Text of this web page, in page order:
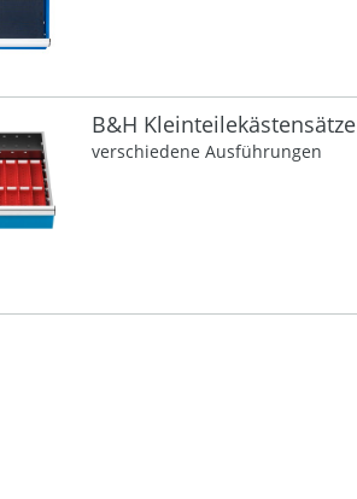
B&H Kleinteilekästensätze
verschiedene Ausführungen